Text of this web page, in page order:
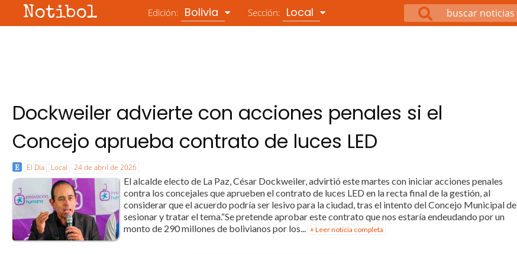
Notibol Edición: Bolivia Sección: Local
Dockweiler advierte con acciones penales si el
Concejo aprueba contrato de luces LED
El Día Local 24 de abril de 2026
El alcalde electo de La Paz, César Dockweiler, advirtió este martes con iniciar acciones penales
contra los concejales que aprueben el contrato de luces LED en la recta final de la gestión, al
considerar que el acuerdo podría ser lesivo para la ciudad, tras el intento del Concejo Municipal de
sesionar y tratar el tema.“Se pretende aprobar este contrato que nos estaría endeudando por un
monto de 290 millones de bolivianos por los... + Leer noticia completa